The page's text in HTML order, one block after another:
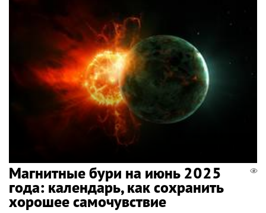
Магнитные бури на июнь 2025
года: календарь, как сохранить
хорошее самочувствие